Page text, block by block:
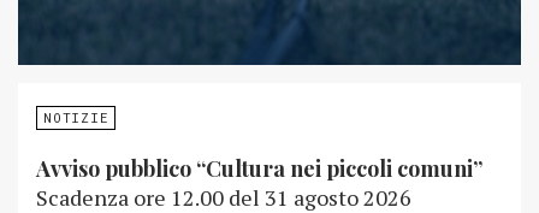
NOTIZIE
Avviso pubblico “Cultura nei piccoli comuni”
Scadenza ore 12.00 del 31 agosto 2026